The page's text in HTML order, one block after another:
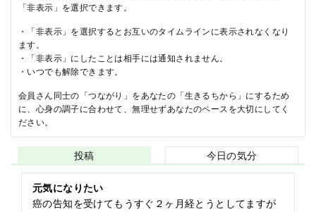
「非表示」を選択できます。
・「非表示」を選択するとお互いのタイムラインに表示されなくなり
ます。
・「非表示」にしたことは相手には通知されません。
・いつでも解除できます。
会員さん同士の「つながり」をあなたの「生きるちから」にするため
に、心身の調子に合わせて、無理せずあなたのペースを大切にしてく
ださい。
投稿 今日の気分
元気になりたい
癌の告知を受けてもうすぐ２ヶ月経とうとしてますが